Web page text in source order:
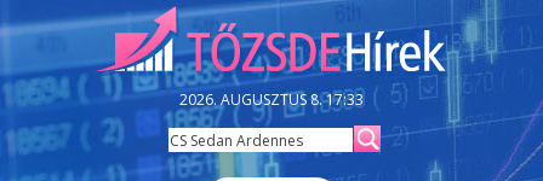
2026. AUGUSZTUS 8. 17:33